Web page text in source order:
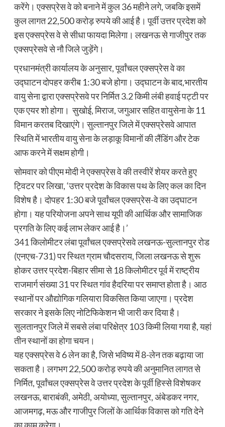
करेंगे। एक्सप्रेस वे को बनाने में कुल 36 महीने लगे, जबकि इसमें
कुल लागत 22,500 करोड़ रुपये की आई है। पूर्वी उत्तर प्रदेश को
इस एक्सप्रेस वे से सीधा फायदा मिलेगा। लखनऊ से गाजीपुर तक
एक्सप्रेसवे से नौ जिले जुड़ेंगे।
प्रधानमंत्री कार्यालय के अनुसार, पूर्वांचल एक्सप्रेस वे का
उद्घाटन दोपहर करीब 1:30 बजे होगा। उद्घाटन के बाद,भारतीय
वायु सेना द्वारा एक्सप्रेसवे पर निर्मित 3.2 किमी लंबी हवाई पट्टी पर
एक एयर शो होगा। सुखोई, मिराज, जगुआर सहित वायुसेना के 11
विमान करतब दिखाएंगे। सुल्तानपुर जिले में एक्सप्रेसवे आपात
स्थिति में भारतीय वायु सेना के लड़ाकू विमानों की लैंडिंग और टेक
आफ करने में सक्षम होगी।
सोमवार को पीएम मोदी ने एक्सप्रेस वे की तस्वीरें शेयर करते हुए
ट्विटर पर लिखा, ‘उत्तर प्रदेश के विकास पथ के लिए कल का दिन
विशेष है। दोपहर 1:30 बजे पूर्वांचल एक्सप्रेस-वे का उद्घाटन
होगा। यह परियोजना अपने साथ यूपी की आर्थिक और सामाजिक
प्रगति के लिए कई लाभ लेकर आई है।’
341 किलोमीटर लंबा पूर्वांचल एक्सप्रेसवे लखनऊ-सुल्तानपुर रोड
(एनएच-731) पर स्थित ग्राम चौदसराय, जिला लखनऊ से शुरू
होकर उत्तर प्रदेश-बिहार सीमा से 18 किलोमीटर पूर्व में राष्ट्रीय
राजमार्ग संख्या 31 पर स्थित गांव हैदरिया पर समाप्त होता है। आठ
स्थानों पर औद्योगिक गलियारा विकसित किया जाएगा। प्रदेश
सरकार ने इसके लिए नोटिफिकेशन भी जारी कर दिया है।
सुलतानपुर जिले में सबसे लंबा परिक्षेत्र 103 किमी लिया गया है, यहां
तीन स्थानों का होगा चयन।
यह एक्सप्रेस वे 6 लेन का है, जिसे भविष्य में 8-लेन तक बढ़ाया जा
सकता है। लगभग 22,500 करोड़ रुपये की अनुमानित लागत से
निर्मित, पूर्वांचल एक्सप्रेस वे उत्तर प्रदेश के पूर्वी हिस्से विशेषकर
लखनऊ, बाराबंकी, अमेठी, अयोध्या, सुल्तानपुर, अंबेडकर नगर,
आजमगढ़, मऊ और गाजीपुर जिलों के आर्थिक विकास को गति देने